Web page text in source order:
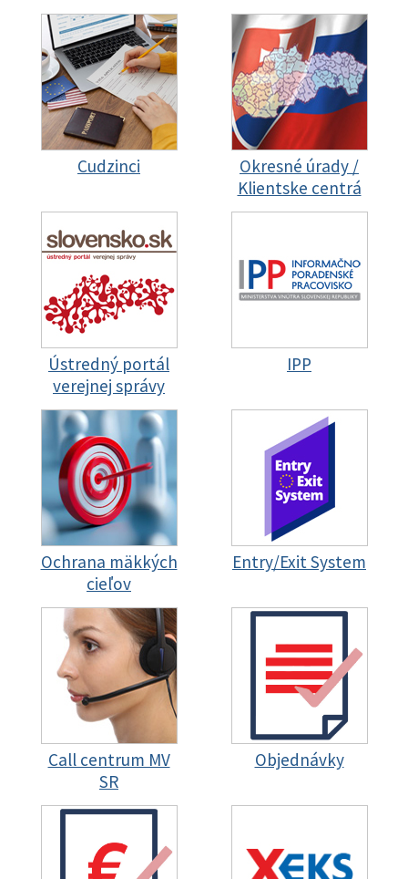
Cudzinci
Okresné úrady /
Klientske centrá
Ústredný portál
verejnej správy
IPP
Ochrana mäkkých
cieľov
Entry/Exit System
Call centrum MV
SR
Objednávky